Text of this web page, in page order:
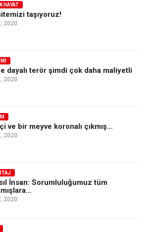
HAYAT
taşıyoruz!
2020
dayalı terör şimdi çok daha maliyetli
2020
ve bir meyve koronalı çıkmış…
2020
İnsan: Sorumluluğumuz tüm
2020